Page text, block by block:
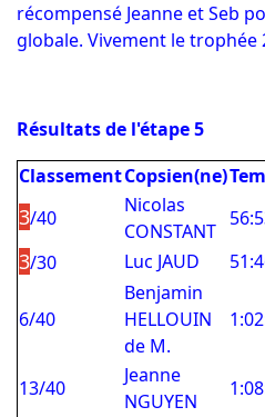
récompensé Jeanne et Seb
globale. Vivement le trophée
Résultats de l'étape 5
ClassementCopsien(ne)
3/40
Nicolas
CONSTANT
3/30 Luc JAUD
6/40
Benjamin
HELLOUIN
de M.
13/40
Jeanne
NGUYEN